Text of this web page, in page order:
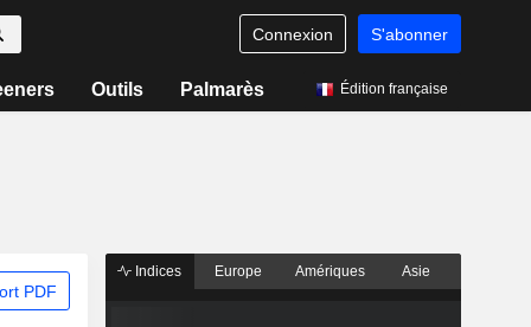
Connexion S'abonner
Outils Palmarès Édition française
PDF
Indices Europe Amériques Asie